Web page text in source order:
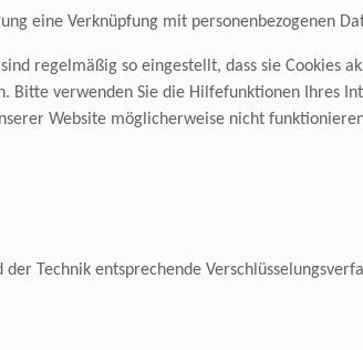
eine Verknüpfung mit personenbezogenen
regelmäßig so eingestellt, dass sie Cookies
Bitte verwenden Sie die Hilfefunktionen Ihres
Website möglicherweise nicht
Technik entsprechende